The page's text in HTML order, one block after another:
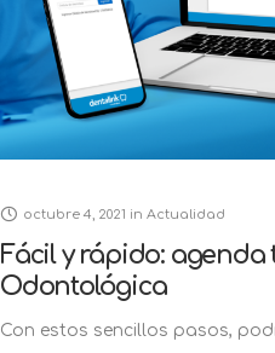
octubre 4, 2021 in Actualidad
Fácil y rápido: agenda
Odontológica
Con estos sencillos pasos,